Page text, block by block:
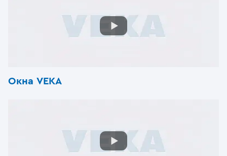
Окна VEKA